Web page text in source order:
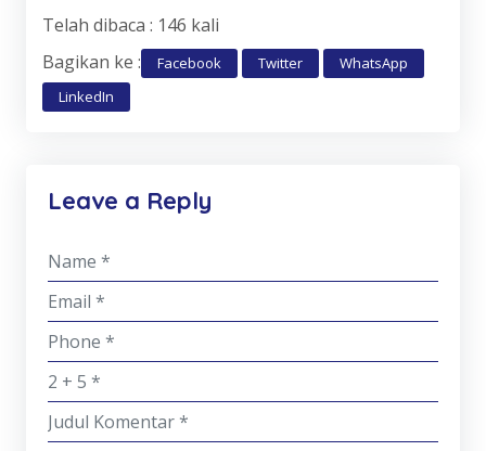
Telah dibaca : 146 kali
Bagikan ke :
Facebook Twitter
WhatsApp
LinkedIn
Leave a Reply